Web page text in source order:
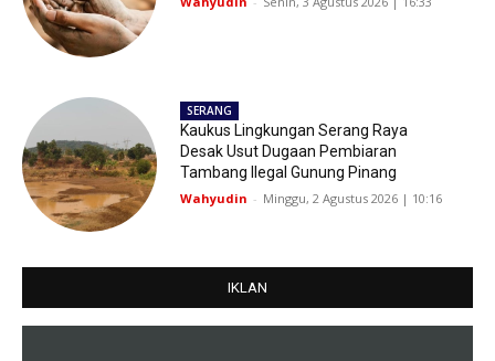
SERANG
Kaukus Lingkungan Serang Raya
Desak Usut Dugaan Pembiaran
Tambang Ilegal Gunung Pinang
Wahyudin - Minggu, 2 Agustus 2026 | 10:16
IKLAN